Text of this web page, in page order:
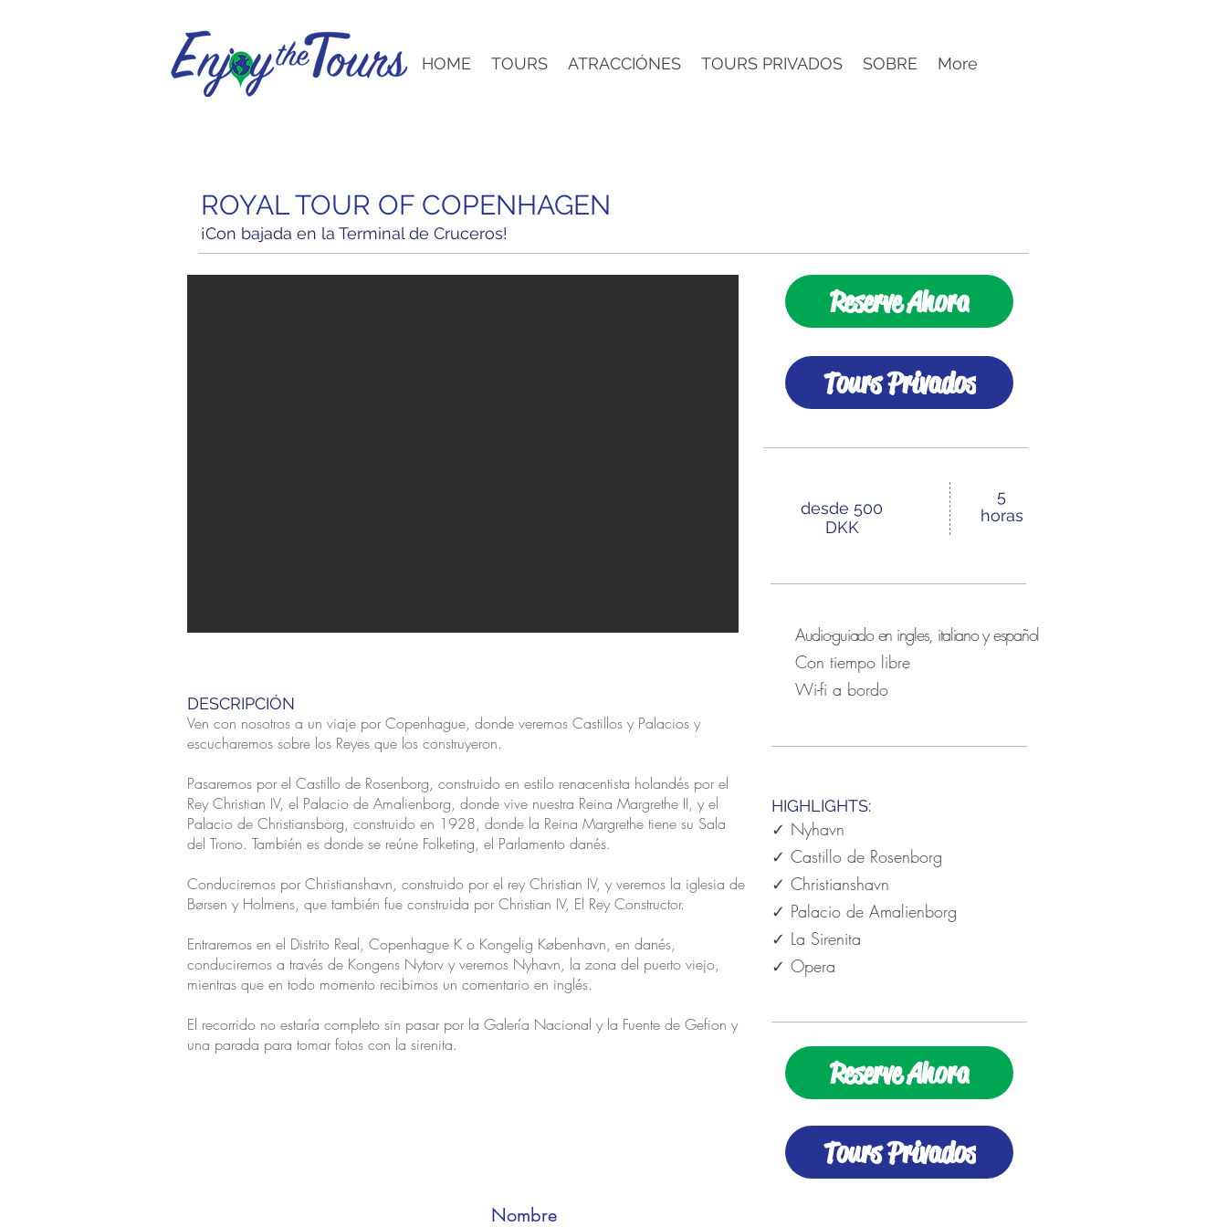
HOME TOURS ATRACCIÓNES TOURS PRIVADOS SOBRE More
ROYAL TOUR OF COPENHAGEN
¡Con bajada en la Terminal de Cruceros!
DESCRIPCIÓN
Ven con nosotros a un viaje por Copenhague, donde veremos Castillos y Palacios y
escucharemos sobre los Reyes que los construyeron.
Pasaremos por el Castillo de Rosenborg, construido en estilo renacentista holandés por el
Rey Christian IV, el Palacio de Amalienborg, donde vive nuestra Reina Margrethe II, y el
Palacio de Christiansborg, construido en 1928, donde la Reina Margrethe tiene su Sala
del Trono. También es donde se reúne Folketing, el Parlamento danés.
Conduciremos por Christianshavn, construido por el rey Christian IV, y veremos la iglesia de
Børsen y Holmens, que también fue construida por Christian IV, El Rey Constructor.
Entraremos en el Distrito Real, Copenhague K o Kongelig København, en danés,
conduciremos a través de Kongens Nytorv y veremos Nyhavn, la zona del puerto viejo,
mientras que en todo momento recibimos un comentario en inglés.
El recorrido no estaría completo sin pasar por la Galería Nacional y la Fuente de Gefion y
una parada para tomar fotos con la sirenita.
Reserve Ahora
Tours Privados
desde 500
DKK
5
horas
Audio-guiado en ingles, italiano y español
Con tiempo libre
Wi-fi a bordo
HIGHLIGHTS:
✓ Nyhavn
✓ Castillo de Rosenborg
✓ Christianshavn
✓ Palacio de Amalienborg
✓ La Sirenita
✓ Opera
Reserve Ahora
Tours Privados